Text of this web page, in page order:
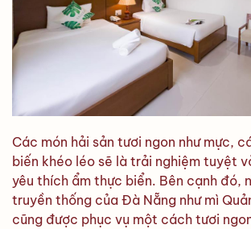
Các món hải sản tươi ngon như mực,
biến khéo léo sẽ là trải nghiệm tuyệt
yêu thích ẩm thực biển. Bên cạnh đó,
truyền thống của Đà Nẵng như mì
cũng được phục vụ một cách tươi